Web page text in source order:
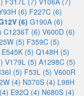
(6) F227C (6)
(6) G190A (6)
C1236T (6) V600D (6)
(5) F359C (5)
E545K (5) Q148H (5)
V179L (5) A1298C (5)
(5) F53L (5) V600R
(4) N370S (4) L98H
E92Q (4) N680S (4)